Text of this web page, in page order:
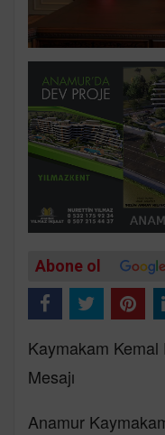
Abone ol
Kaymakam Kemal
Mesajı
Anamur